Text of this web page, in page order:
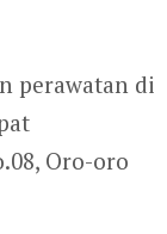
perawatan di
Oro-oro